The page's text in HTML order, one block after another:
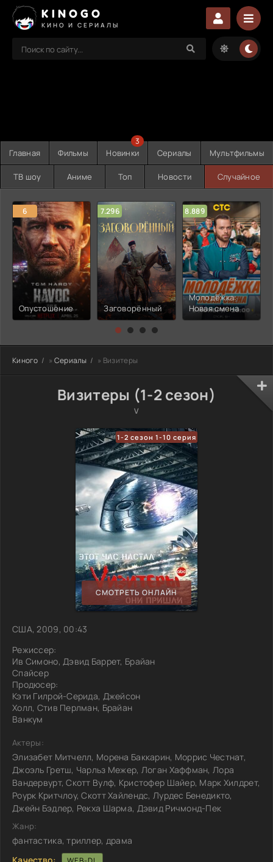
KINOGO
КИНО И СЕРИАЛЫ
Главная Фильмы Новинки
3
Сериалы Мультфильмы
ТВ шоу Аниме Топ Новости Случайное
6
Опустошение
7.296
Заговорённый
8.889
Молодёжка:
Новая смена
Киного » Сериалы » Визитеры
Визитеры (1-2 сезон)
V
1-2 сезон 1-10 серия
СМОТРЕТЬ ОНЛАЙН
США, 2009, 00:43
Режиссер:
Ив Симоно, Дэвид Баррет, Брайан
Спайсер
Продюсер:
Кэти Гилрой-Серида, Джейсон
Холл, Стив Перлман, Брайан
Ванкум
Актеры:
Элизабет Митчелл, Морена Баккарин, Моррис Честнат,
Джоэль Гретш, Чарльз Межер, Логан Хаффман, Лора
Вандервурт, Скотт Вулф, Кристофер Шайер, Марк Хилдрет,
Роурк Критчлоу, Скотт Хайлендс, Лурдес Бенедикто,
Джейн Бэдлер, Рекха Шарма, Дэвид Ричмонд-Пек
Жанр:
фантастика, триллер, драма